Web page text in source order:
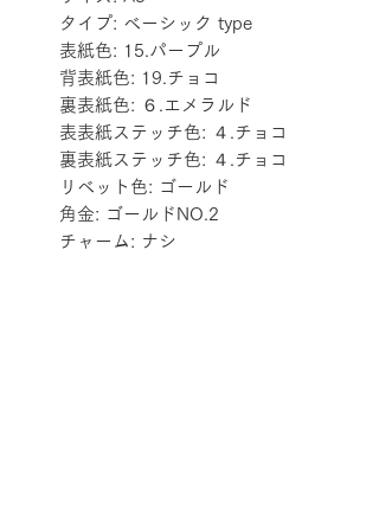
タイプ: ベーシック type
表紙色: 15.パープル
背表紙色: 19.チョコ
裏表紙色: ６.エメラルド
表表紙ステッチ色: ４.チョコ
裏表紙ステッチ色: ４.チョコ
リベット色: ゴールド
角金: ゴールドNO.2
チャーム: ナシ